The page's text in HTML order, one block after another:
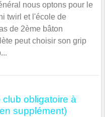
nous optons pour le
twirl et l'école de
de 2ème bâton
peut choisir son grip
club obligatoire à
supplément)